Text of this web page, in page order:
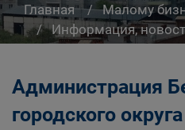
Главная
Малому
Информация,
Администрация
городского